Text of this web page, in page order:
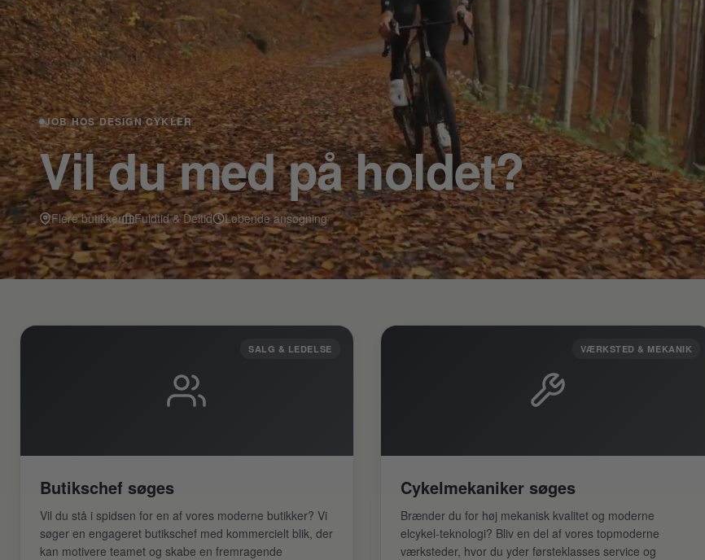
JOB HOS DESIGN CYKLER
Vil du med på holdet?
Flere butikker Fuldtid & Deltid Løbende ansøgning
SALG & LEDELSE
Butikschef søges
Vil du stå i spidsen for en af vores moderne butikker? Vi
søger en engageret butikschef med kommercielt blik, der
kan motivere teamet og skabe en fremragende
VÆRKSTED & MEKANIK
Cykelmekaniker søges
Brænder du for høj mekanisk kvalitet og moderne
elcykel-teknologi? Bliv en del af vores topmoderne
værksteder, hvor du yder førsteklasses service og